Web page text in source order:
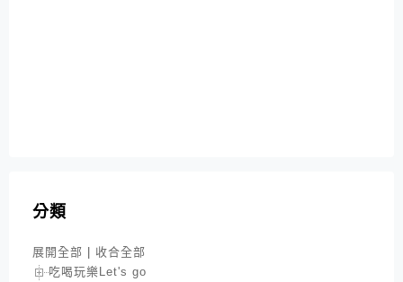
分類
展開全部
收合全部
吃喝玩樂Let's go